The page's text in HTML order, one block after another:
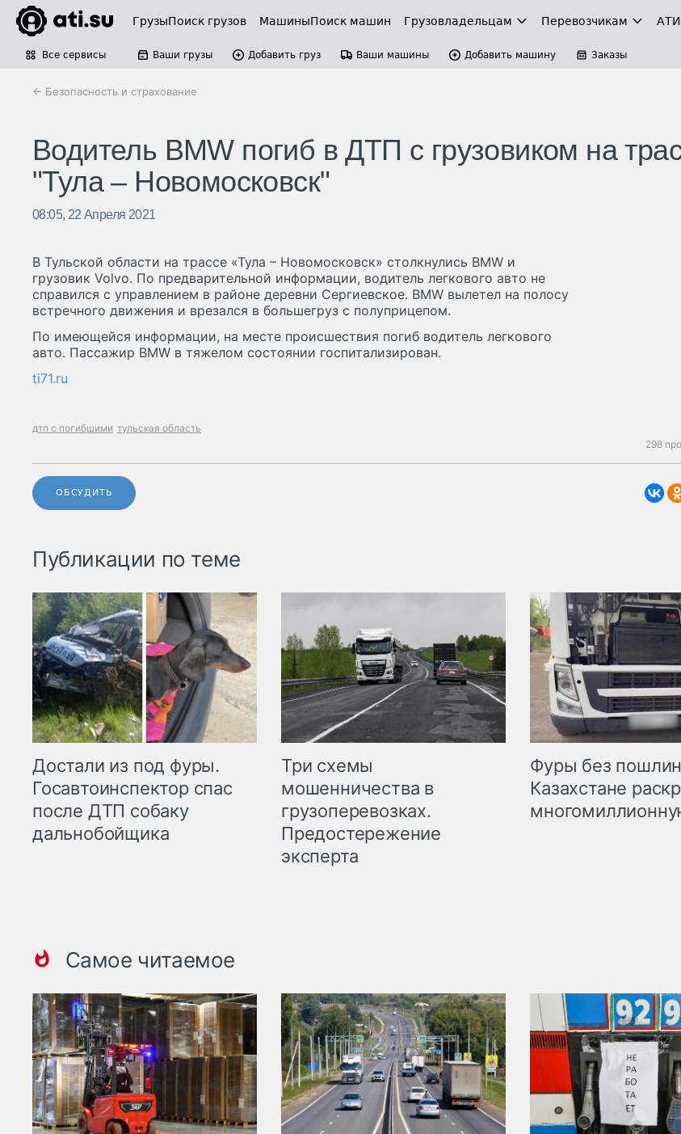
ГрузыПоиск грузов МашиныПоиск машин Грузовладельцам Перевозчикам
Все сервисы Ваши грузы Добавить груз Ваши машины Добавить машину Заказы
← Безопасность и страхование
Водитель BMW погиб в ДТП с грузовиком на
"Тула – Новомосковск"
08:05, 22 Апреля 2021
В Тульской области на трассе «Тула – Новомосковск» столкнулись BMW и
грузовик Volvo. По предварительной информации, водитель легкового авто не
справился с управлением в районе деревни Сергиевское. BMW вылетел на полосу
встречного движения и врезался в большегруз с полуприцепом.
По имеющейся информации, на месте происшествия погиб водитель легкового
авто. Пассажир BMW в тяжелом состоянии госпитализирован.
ti71.ru
дтп с погибшими тульская область
298
ОБСУДИТЬ
Публикации по теме
Достали из под фуры.
Госавтоинспектор спас
после ДТП собаку
дальнобойщика
Три схемы
мошенничества в
грузоперевозках.
Предостережение
эксперта
Фуры без
Казахстане
Самое читаемое